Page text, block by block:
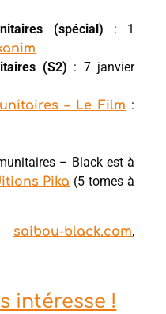
(spécial) : 1
(S2) : 7 janvier
– Le Film :
– Black est à
Pika (5 tomes à
saibou-black.com,
intéresse !